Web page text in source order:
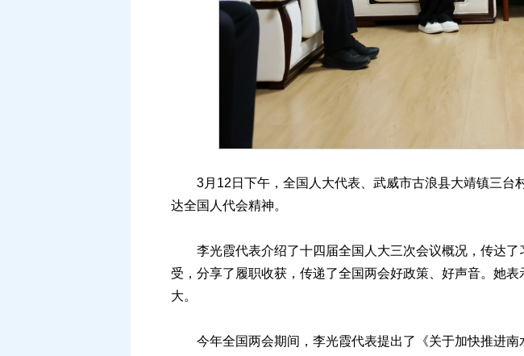
3月12日下午，全国人大代表、武威市古浪县大靖镇三台
达全国人代会精神。
李光霞代表介绍了十四届全国人大三次会议概况，传达了
受，分享了履职收获，传递了全国两会好政策、好声音。她
大。
今年全国两会期间，李光霞代表提出了《关于加快推进南